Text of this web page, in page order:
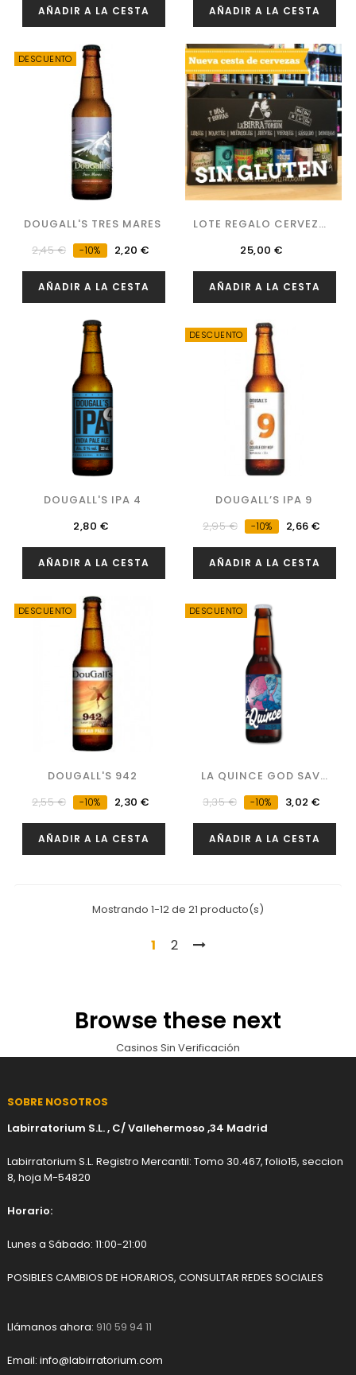
AÑADIR A LA CESTA AÑADIR A LA CESTA
DESCUENTO
DOUGALL'S TRES MARES
Precio
regular
2,45 € -10% Precio
2,20 €
AÑADIR A LA CESTA
LOTE REGALO CERVEZAS
SIN...
Precio
25,00 €
AÑADIR A LA CESTA
DOUGALL'S IPA 4
Precio
2,80 €
AÑADIR A LA CESTA
DESCUENTO
DOUGALL’S IPA 9
Precio
regular
2,95 € -10% Precio
2,66 €
AÑADIR A LA CESTA
DESCUENTO
DOUGALL'S 942
Precio
regular
2,55 € -10% Precio
2,30 €
AÑADIR A LA CESTA
DESCUENTO
LA QUINCE GOD SAVE
THE...
Precio
regular
3,35 € -10% Precio
3,02 €
AÑADIR A LA CESTA
Mostrando 1-12 de 21 producto(s)
1 2
Browse these next
Casinos Sin Verificación
SOBRE NOSOTROS
Labirratorium S.L. , C/ Vallehermoso ,34 Madrid
Labirratorium S.L. Registro Mercantil: Tomo 30.467, folio15, seccion
8, hoja M-54820
Horario:
Lunes a Sábado: 11:00-21:00
POSIBLES CAMBIOS DE HORARIOS, CONSULTAR REDES SOCIALES
Llámanos ahora: 910 59 94 11
Email: info@labirratorium.com